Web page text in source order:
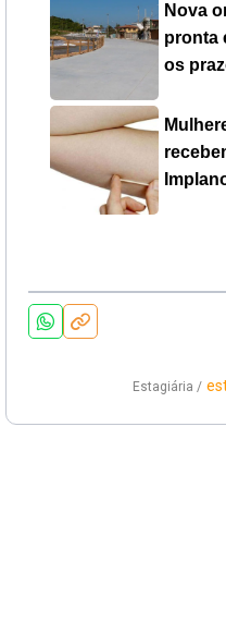
Nova
pronta
os
Estagiária /